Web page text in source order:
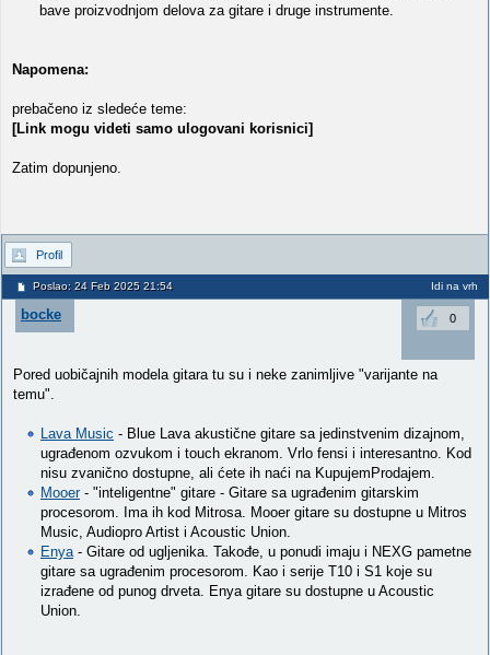
bave proizvodnjom delova za gitare i druge instrumente.
Napomena:
prebačeno iz sledeće teme:
[Link mogu videti samo ulogovani korisnici]
Zatim dopunjeno.
Profil
Poslao: 24 Feb 2025 21:54 Idi na vrh
bocke 0
Pored uobičajnih modela gitara tu su i neke zanimljive "varijante na
temu".
Lava Music - Blue Lava akustične gitare sa jedinstvenim dizajnom,
ugrađenom ozvukom i touch ekranom. Vrlo fensi i interesantno. Kod
nisu zvanično dostupne, ali ćete ih naći na KupujemProdajem.
Mooer- "inteligentne" gitare - Gitare sa ugrađenim gitarskim
procesorom. Ima ih kod Mitrosa. Mooer gitare su dostupne u Mitros
Music, Audiopro Artist i Acoustic Union.
Enya- Gitare od ugljenika. Takođe, u ponudi imaju i NEXG pametne
gitare sa ugrađenim procesorom. Kao i serije T10 i S1 koje su
izrađene od punog drveta. Enya gitare su dostupne u Acoustic
Union.